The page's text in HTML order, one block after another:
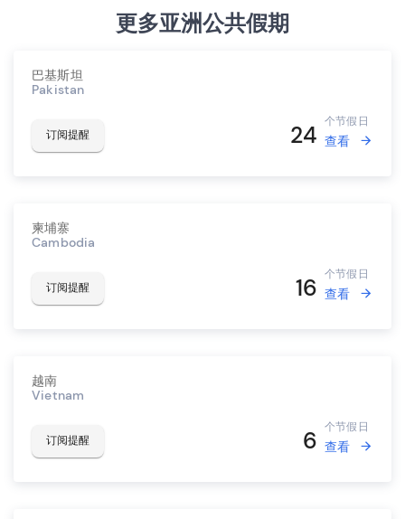
更多亚洲公共假期
巴基斯坦
Pakistan
订阅提醒 24 个节假日
查看
柬埔寨
Cambodia
订阅提醒 16 个节假日
查看
越南
Vietnam
订阅提醒 6 个节假日
查看